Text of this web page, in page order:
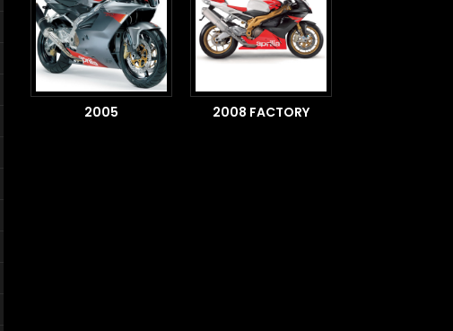
2005 2008 FACTORY